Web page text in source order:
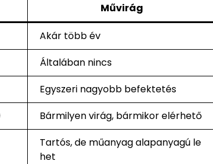
Művirág
Akár több év
Általában nincs
Egyszeri nagyobb befektetés
Bármilyen virág, bármikor elérhető
Tartós, de műanyag alapanyagú le
het